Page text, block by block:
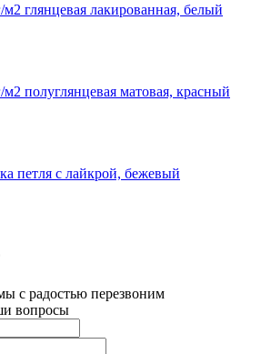
м2 глянцевая лакированная, белый
м2 полуглянцевая матовая, красный
петля с лайкрой, бежевый
с радостью перезвоним
вопросы